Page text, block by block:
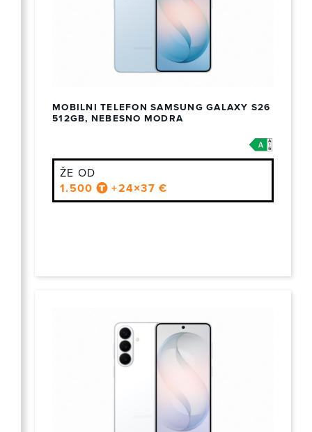
MOBILNI TELEFON SAMSUNG GALAXY S26
512GB, NEBESNO MODRA
ŽE OD
1.500
+24×37 €